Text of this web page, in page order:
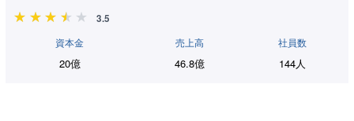
3.5
資本金
20億
売上高
46.8億
社員数
144人